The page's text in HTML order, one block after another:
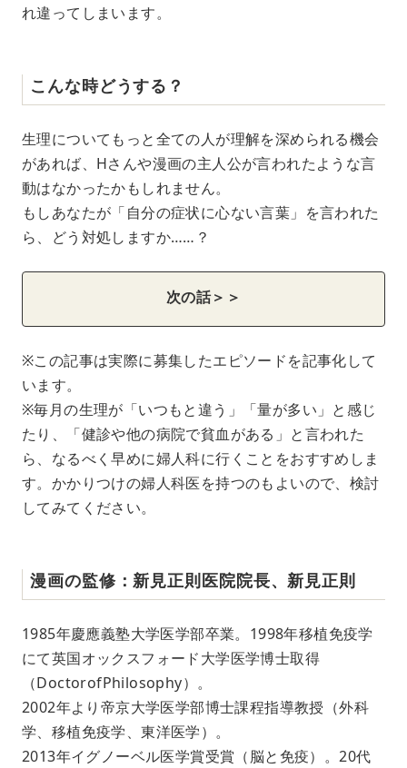
れ違ってしまいます。
こんな時どうする？
生理についてもっと全ての人が理解を深められる機会
があれば、Hさんや漫画の主人公が言われたような言
動はなかったかもしれません。
もしあなたが「自分の症状に心ない言葉」を言われた
ら、どう対処しますか……？
次の話＞＞
※この記事は実際に募集したエピソードを記事化して
います。
※毎月の生理が「いつもと違う」「量が多い」と感じ
たり、「健診や他の病院で貧血がある」と言われた
ら、なるべく早めに婦人科に行くことをおすすめしま
す。かかりつけの婦人科医を持つのもよいので、検討
してみてください。
漫画の監修：新見正則医院院長、新見正則
1985年慶應義塾大学医学部卒業。1998年移植免疫学
にて英国オックスフォード大学医学博士取得
（DoctorofPhilosophy）。
2002年より帝京大学医学部博士課程指導教授（外科
学、移植免疫学、東洋医学）。
2013年イグノーベル医学賞受賞（脳と免疫）。20代